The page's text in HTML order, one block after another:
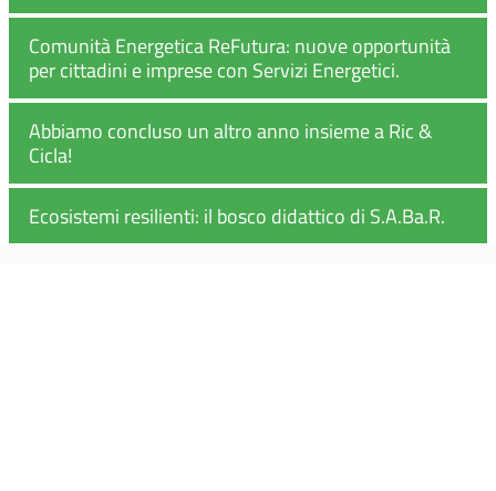
Comunità Energetica ReFutura: nuove opportunità
per cittadini e imprese con Servizi Energetici.
Abbiamo concluso un altro anno insieme a Ric &
Cicla!
Ecosistemi resilienti: il bosco didattico di S.A.Ba.R.